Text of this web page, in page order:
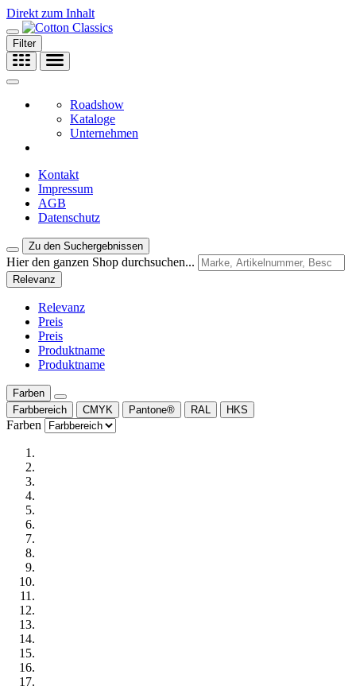
Direkt zum Inhalt
Filter
Roadshow
Kataloge
Unternehmen
Kontakt
Impressum
AGB
Datenschutz
Zu den Suchergebnissen
Hier den ganzen Shop durchsuchen...
Relevanz
Relevanz
Preis
Preis
Produktname
Produktname
Farben
Farbbereich
CMYK Pantone® RAL HKS
Farben